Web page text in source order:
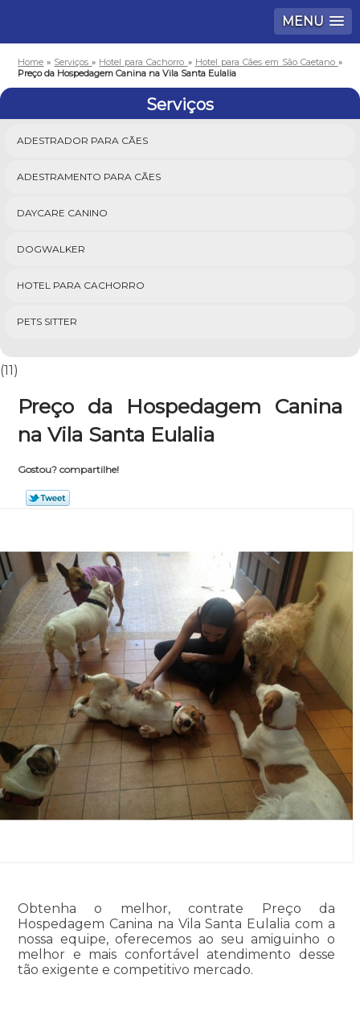
MENU
Home » Serviços» Hotel para Cachorro » Hotel para Cães em São Caetano »
Preço da Hospedagem Canina na Vila Santa Eulalia
Serviços
ADESTRADOR PARA CÃES
ADESTRAMENTO PARA CÃES
DAYCARE CANINO
DOGWALKER
HOTEL PARA CACHORRO
PETS SITTER
(11)
Preço da Hospedagem Canina
na Vila Santa Eulalia
Gostou? compartilhe!
Obtenha o melhor, contrate Preço da
Hospedagem Canina na Vila Santa Eulalia com a
nossa equipe, oferecemos ao seu amiguinho o
melhor e mais confortável atendimento desse
tão exigente e competitivo mercado.